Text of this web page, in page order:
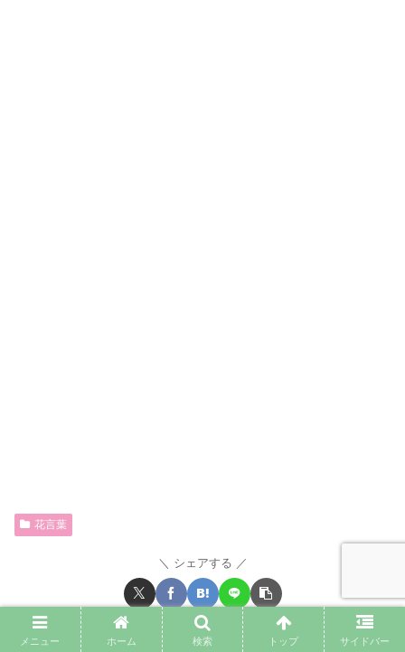
花言葉
シェアする
@irohanihohetoをフォローする
メニュー ホーム 検索 トップ サイドバー